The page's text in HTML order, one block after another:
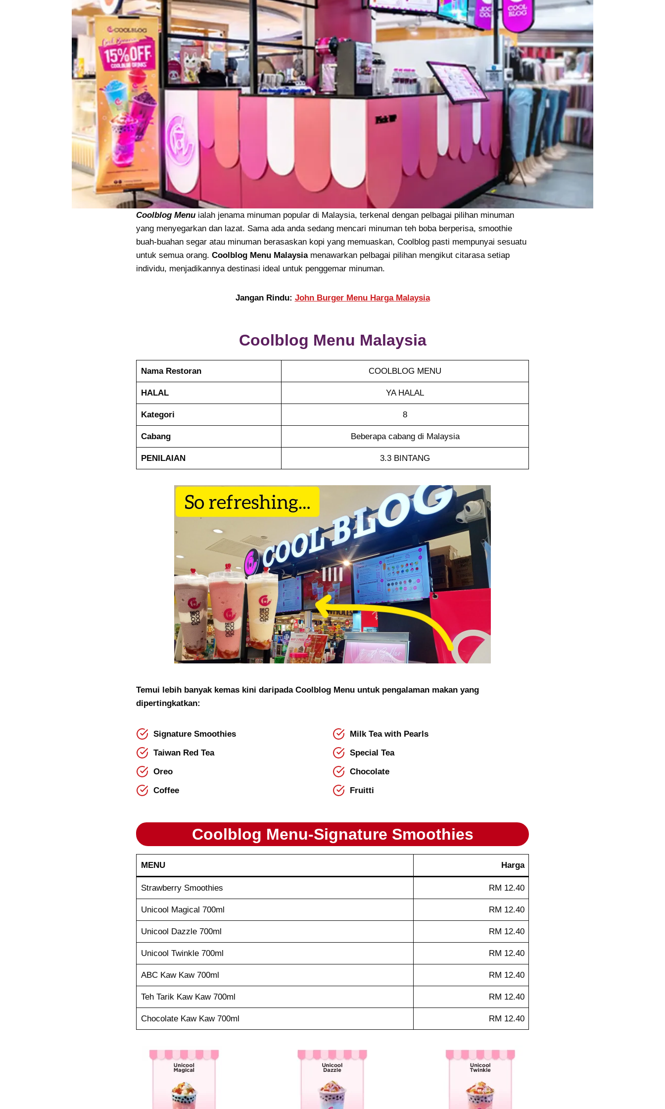
Coolblog Menu ialah jenama minuman popular di Malaysia, terkenal dengan pelbagai pilihan minuman
yang menyegarkan dan lazat. Sama ada anda sedang mencari minuman teh boba berperisa, smoothie
buah-buahan segar atau minuman berasaskan kopi yang memuaskan, Coolblog pasti mempunyai sesuatu
untuk semua orang. Coolblog Menu Malaysiamenawarkan pelbagai pilihan mengikut citarasa setiap
individu, menjadikannya destinasi ideal untuk penggemar minuman.
Jangan Rindu: John Burger Menu Harga Malaysia
Coolblog Menu Malaysia
Nama Restoran COOLBLOG MENU
HALAL YA HALAL
Kategori 8
Cabang Beberapa cabang di Malaysia
PENILAIAN 3.3 BINTANG
Temui lebih banyak kemas kini daripada Coolblog Menu untuk pengalaman makan yang
dipertingkatkan:
Signature Smoothies
Milk Tea with Pearls
Taiwan Red Tea
Special Tea
Oreo
Chocolate
Coffee
Fruitti
Coolblog Menu-Signature Smoothies
MENU Harga
Strawberry Smoothies RM 12.40
Unicool Magical 700ml RM 12.40
Unicool Dazzle 700ml RM 12.40
Unicool Twinkle 700ml RM 12.40
ABC Kaw Kaw 700ml RM 12.40
Teh Tarik Kaw Kaw 700ml RM 12.40
Chocolate Kaw Kaw 700ml RM 12.40